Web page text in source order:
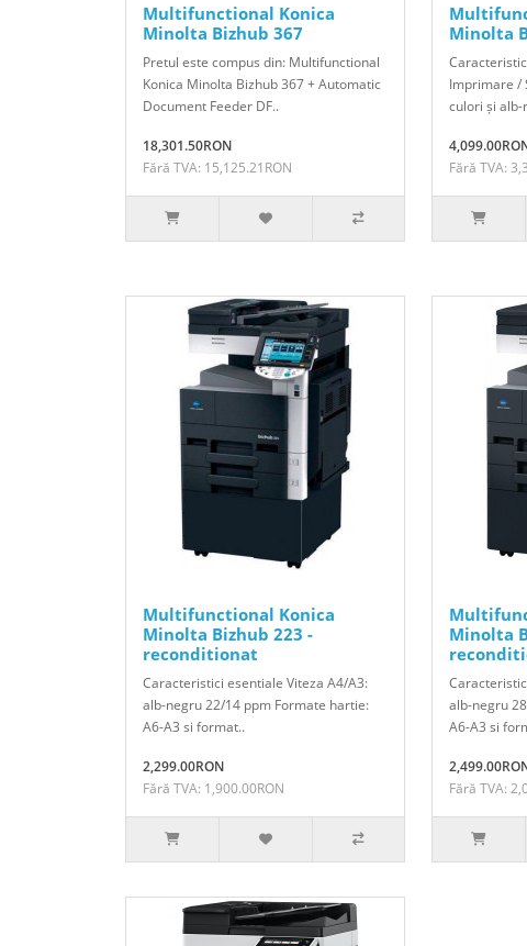
Multifunctional Konica
Minolta Bizhub 367
Pretul este compus din: Multifunctional
Konica Minolta Bizhub 367 + Automatic
Document Feeder DF..
18,301.50RON
Fără TVA: 15,125.21RON
Minolta
Imprimare /
culori și alb-
Fără TVA:
Multifunctional Konica
Minolta Bizhub 223 -
reconditionat
Caracteristici esentiale Viteza A4/A3:
alb-negru 22/14 ppm Formate hartie:
A6-A3 si format..
2,299.00RON
Fără TVA: 1,900.00RON
Minolta
alb-negru
A6-A3 si
Fără TVA: